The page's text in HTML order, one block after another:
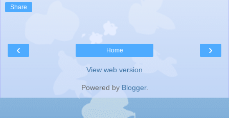
Share
‹ ›
Home
View web version
Powered by Blogger.